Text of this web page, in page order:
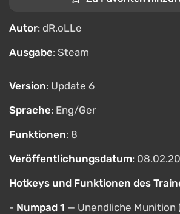
Autor: dR.oLLe
Ausgabe: Steam
Version: Update 6
Sprache: Eng/Ger
Funktionen: 8
Veröffentlichungsdatum:
Hotkeys und Funktionen des
- Numpad 1 — Unendliche Munition